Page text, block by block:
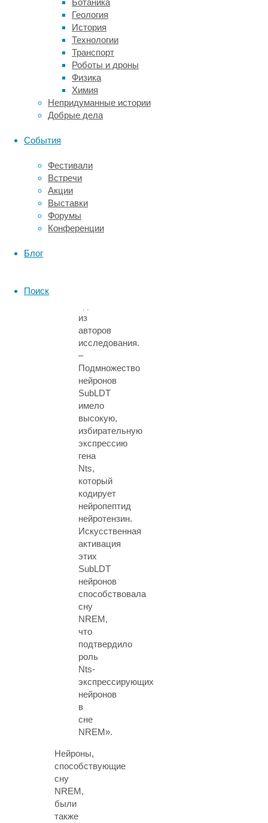
Ботаника
Геология
История
Технологии
Транспорт
Роботы и дроны
Физика
Химия
Непридуманные истории
Добрые дела
События
Фестивали
Встречи
Акции
Выставки
Форумы
Конференции
Блог
Поиск
этой
фазе
Нейротензиновая система мозга мыши
«С
помощью
микроматричного
уровни
экспрессии
генов
на
мышином
из
авторов
исследования.
–
Подмножество
нейронов
SubLDT
имело
высокую,
избирательную
экспрессию
гена
Nts,
который
кодирует
нейропептид
нейротензин.
Искусственная
активация
этих
SubLDT
нейронов
способствовала
сну
NREM,
что
подтвердило
роль
Nts-
экспрессирующих
нейронов
в
сне
NREM».
Нейроны,
способствующие
сну
NREM,
были
также